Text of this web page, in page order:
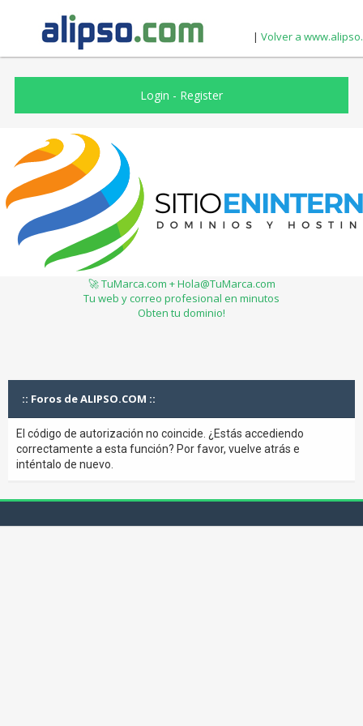
| Volver a
Login - Register
🚀 TuMarca.com + Hola@TuMarca.com
Tu web y correo profesional en minutos
Obten tu dominio!
:: Foros de ALIPSO.COM ::
El código de autorización no coincide. ¿Estás accediendo
correctamente a esta función? Por favor, vuelve atrás e
inténtalo de nuevo.